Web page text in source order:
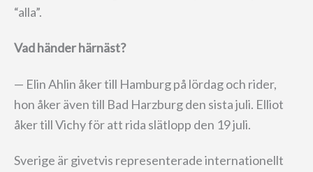
“alla”.
Vad händer härnäst?
— Elin Ahlin åker till Hamburg på lördag och rider,
hon åker även till Bad Harzburg den sista juli. Elliot
åker till Vichy för att rida slätlopp den 19 juli.
Sverige är givetvis representerade internationellt